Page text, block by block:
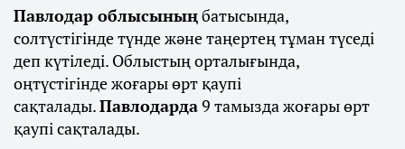
Павлодар облысыныңбатысында,
солтүстігінде түнде және таңертең тұман түседі
деп күтіледі. Облыстың орталығында,
оңтүстігінде жоғары өрт қаупі
сақталады.Павлодарда9 тамызда жоғары өрт
қаупі сақталады.